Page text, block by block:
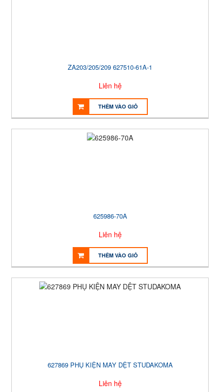
ZA203/205/209 627510-61A-1
Liên hệ
THÊM VÀO GIỎ
625986-70A
Liên hệ
THÊM VÀO GIỎ
627869 PHỤ KIỆN MAY DỆT STUDAKOMA
Liên hệ